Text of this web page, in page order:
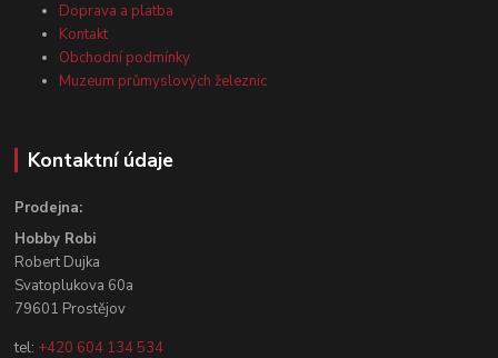
Doprava a platba
Kontakt
Obchodní podmínky
Muzeum průmyslových železnic
Kontaktní údaje
Prodejna:
Hobby Robi
Robert Dujka
Svatoplukova 60a
79601 Prostějov
tel: +420 604 134 534